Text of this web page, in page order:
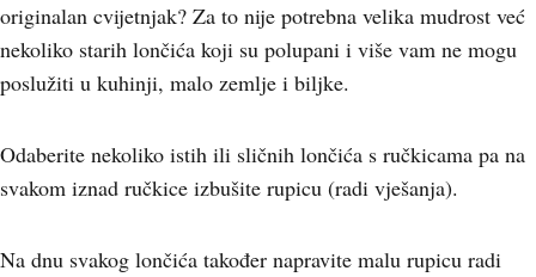
originalan cvijetnjak? Za to nije potrebna velika mudrost već
nekoliko starih lončića koji su polupani i više vam ne mogu
poslužiti u kuhinji, malo zemlje i biljke.
Odaberite nekoliko istih ili sličnih lončića s ručkicama pa na
svakom iznad ručkice izbušite rupicu (radi vješanja).
Na dnu svakog lončića također napravite malu rupicu radi